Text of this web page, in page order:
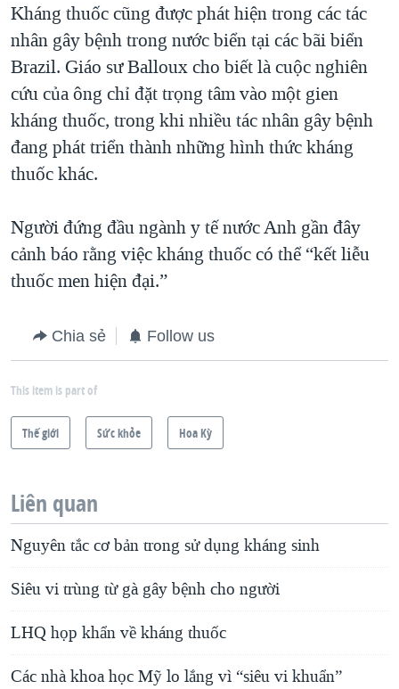
Kháng thuốc cũng được phát hiện trong các tác
nhân gây bệnh trong nước biển tại các bãi biển
Brazil. Giáo sư Balloux cho biết là cuộc nghiên
cứu của ông chỉ đặt trọng tâm vào một gien
kháng thuốc, trong khi nhiều tác nhân gây bệnh
đang phát triển thành những hình thức kháng
thuốc khác.
Người đứng đầu ngành y tế nước Anh gần đây
cảnh báo rằng việc kháng thuốc có thể “kết liễu
thuốc men hiện đại.”
Chia sẻ Follow us
This item is part of
Thế giới Sức khỏe Hoa Kỳ
Liên quan
Nguyên tắc cơ bản trong sử dụng kháng sinh
Siêu vi trùng từ gà gây bệnh cho người
LHQ họp khẩn về kháng thuốc
Các nhà khoa học Mỹ lo lắng vì “siêu vi khuẩn”